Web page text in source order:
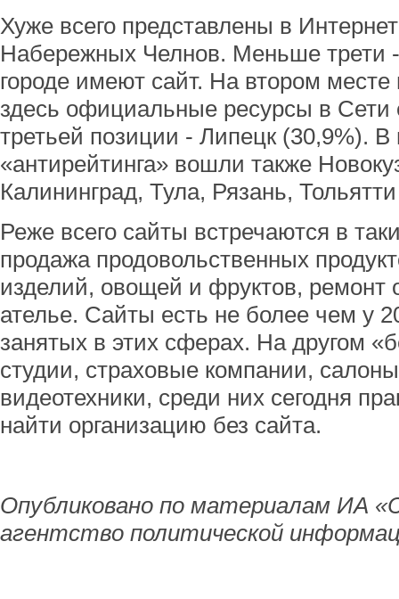
Хуже всего представлены в
Набережных Челнов. Меньше трети
городе имеют сайт. На втором месте
здесь официальные ресурсы в
третьей позиции - Липецк (30,9%). В
«антирейтинга» вошли также
Калининград, Тула, Рязань,
Реже всего сайты встречаются в
продажа продовольственных
изделий, овощей и фруктов, ремонт
ателье. Сайты есть не более чем у
занятых в этих сферах. На другом
студии, страховые компании,
видеотехники, среди них сегодня
найти организацию без сайта.
Опубликовано по материалам ИА
агентство политической